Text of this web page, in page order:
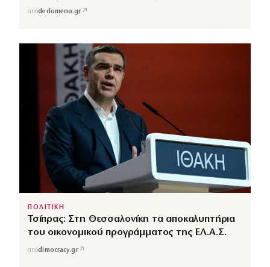
απόdedomeno.gr ↗
ΠΟΛΙΤΙΚΗ
Τσίπρας: Στη Θεσσαλονίκη τα αποκαλυπτήρια
του οικονομικού προγράμματος της ΕΛ.Α.Σ.
απόdimocracy.gr↗